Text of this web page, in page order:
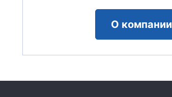
О компании